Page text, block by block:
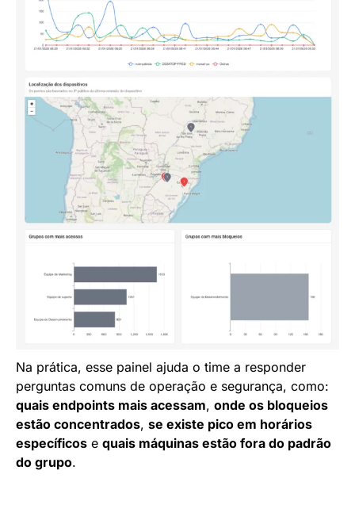
Na prática, esse painel ajuda o time a responder
perguntas comuns de operação e segurança, como:
quais endpoints mais acessam, onde os bloqueios
estão concentrados, se existe pico em horários
específicos e quais máquinas estão fora do padrão
do grupo.